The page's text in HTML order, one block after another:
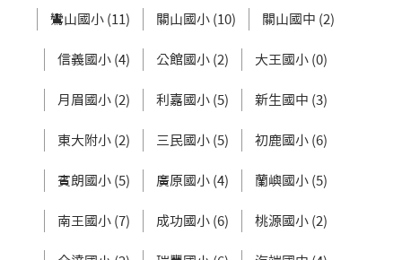
鸞山國小 (11) 關山國小 (10) 關山國中 (2)
信義國小 (4) 公館國小 (2) 大王國小 (0)
月眉國小 (2) 利嘉國小 (5) 新生國中 (3)
東大附小 (2) 三民國小 (5) 初鹿國小 (6)
賓朗國小 (5) 廣原國小 (4) 蘭嶼國小 (5)
南王國小 (7) 成功國小 (6) 桃源國小 (2)